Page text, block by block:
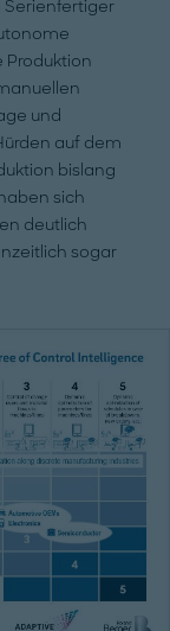
Serienfertiger
Produktion
und
auf dem
bislang
sich
deutlich
sogar